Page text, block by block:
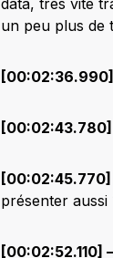
data, très vite
un peu plus de
présenter aussi
[00:02:52.110]